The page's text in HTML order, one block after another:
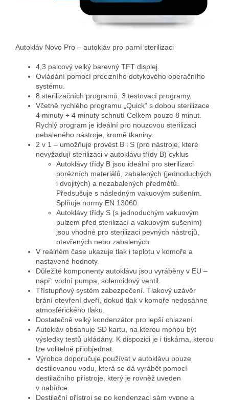
Autokláv Novo Pro – autokláv pro parní sterilizaci
4,3 palcový velký barevný TFT displej.
Ovládání pomocí precizního dotykového operačního
systému.
8 sterilizačních programů. 3 testovací programy.
Včetně rychlého programu „Quick“ s dobou sterilizace
4 minuty + 4 minuty schnutí Celkem pouze 8 minut.
Rychlý program je ideální pro nouzovou sterilizaci
nebaleného nástroje, kromě tkaniny.
2 v 1 – umožňuje provést B i S (pro nástroje, které
nevyžadují sterilizaci v autoklávu třídy B) cyklus
Autoklávy třídy B jsou ideální pro sterilizaci
porézních materiálů, zabalených (jednoduchých
i dvojitých) a nezabalených předmětů.
Předsušuje s následným vakuovým sušením.
Splňuje normy EN 13060.
Autoklávy třídy S (s jednoduchým vakuovým
pulzem před sterilizací a vakuovým sušením)
jsou vhodné pro sterilizaci pevných nástrojů,
otevřených nebo zabalených.
V reálném čase ukazuje tlak i teplotu v komoře a
nastavené hodnoty.
Důležité komponenty autoklávu jsou vyráběny v EU –
např. vodní pumpa, solenoidový ventil.
Třístupňový systém zabezpečení. Tlakový uzávěr
brání otevření dveří, dokud tlak v komoře nedosáhne
atmosférického tlaku.
Dostatečně velký kondenzátor pro lepší chlazení.
Autokláv obsahuje SD kartu, na kterou mohou být
výsledky testů ukládány. K dispozici je i tiskárna, kterou
lze volitelně přiobjednat.
Výrobce doporučuje používat v autoklávu pouze
destilovanou vodu, která se dá vyrábět pomocí
destilačního přístroje, který je rovněž uveden
v nabídce.
Destilační přístroj se po kondenzaci sám vypne a